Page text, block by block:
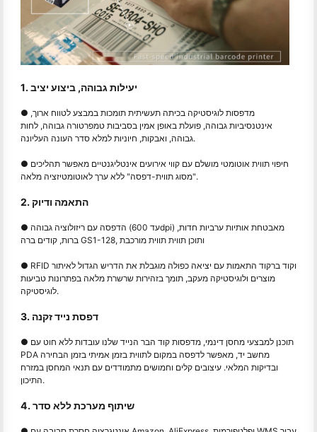
1. יעילות גבוהה, ביצוע יציב
● מדפסות לוגיסטיקה בכיתה תעשיתית תומכות במבצע לטווח ארוך,
אינטנסיביות גבוהה, פועלת באופן אמין בסביבות טמפרטורה גבוהה, לחות
גבוהה, ואבקות, חיוניות למלא סדר העונה העליונה.
● חיפוי תווית אוטומטי מושלם עם קווי אירועים אינטליגנטיים מאפשר תהליכים
"מסוג תווית-דפסה" ללא ערך לאוטומטיזציה מלאה.
2. התאמה ודיוק
● הדפסה עם ריזולוציה גבוהה (עד 600dpi) מאבטחת אותיות ערביות חדות,
ברות, קודים ברה GS1-128, ותוכן תווית תווית מורכבת
● RFID וקוד ברקוד התאמות עם יציאה כפולה מוגבלת את הדריש הגדול לאיתור
מוצרים ולוגיסטיקה מעקב, תומך בזהירות שרשרת מלאה בפתרונות טביעות
לוגיסטיקה.
3. דפסת נייד זקנה
● תוכנן למבצעי מחסן דינמי, מדפסות קוד הבר הנייד שלנו עובדות ללא חוט עם
PDA מחשב יד, מאפשר לדפסה במקום לתווית בזמן אמיתי בזמן הבחירה
ובדיקות המלאי. עיצובים קלים וחמושים מתמודדים עם תנאי המחסן במזרח
התיכון.
4. שיתוף מערכת ללא סדר